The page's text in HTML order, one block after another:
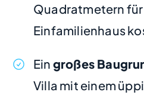
Quadratmetern
Einfamilienhaus
Ein großes
Villa mit einem